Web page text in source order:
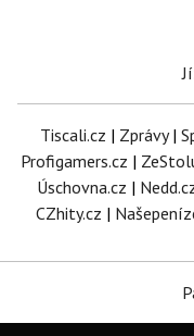
Tiscali.cz | Zprávy|
Profigamers.cz |
Úschovna.cz |
CZhity.cz |